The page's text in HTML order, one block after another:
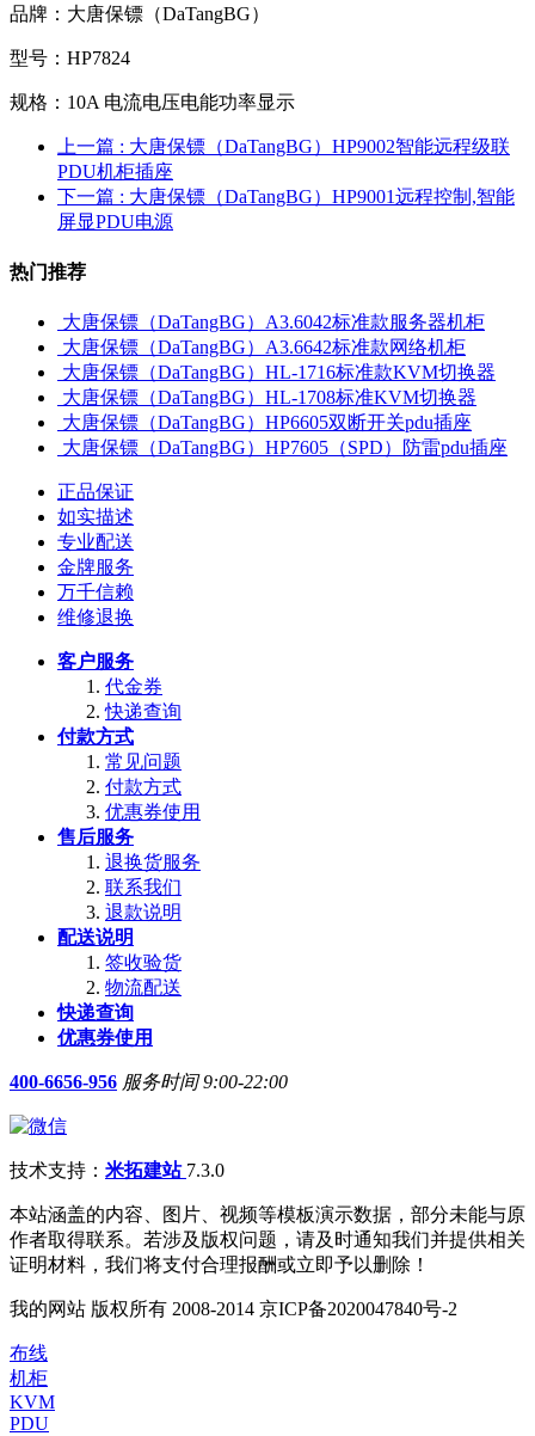
品牌：大唐保镖（DaTangBG）
型号：HP7824
规格：10A 电流电压电能功率显示
上一篇 : 大唐保镖（DaTangBG）HP9002智能远程级联
PDU机柜插座
下一篇 : 大唐保镖（DaTangBG）HP9001远程控制,智能
屏显PDU电源
热门推荐
大唐保镖（DaTangBG）A3.6042标准款服务器机柜
大唐保镖（DaTangBG）A3.6642标准款网络机柜
大唐保镖（DaTangBG）HL-1716标准款KVM切换器
大唐保镖（DaTangBG）HL-1708标准KVM切换器
大唐保镖（DaTangBG）HP6605双断开关pdu插座
大唐保镖（DaTangBG）HP7605（SPD）防雷pdu插座
正品保证
如实描述
专业配送
金牌服务
万千信赖
维修退换
客户服务
代金券
快递查询
付款方式
常见问题
付款方式
优惠券使用
售后服务
退换货服务
联系我们
退款说明
配送说明
签收验货
物流配送
快递查询
优惠券使用
400-6656-956 服务时间 9:00-22:00
技术支持： 米拓建站 7.3.0
本站涵盖的内容、图片、视频等模板演示数据，部分未能与原
作者取得联系。若涉及版权问题，请及时通知我们并提供相关
证明材料，我们将支付合理报酬或立即予以删除！
我的网站 版权所有 2008-2014 京ICP备2020047840号-2
布线
机柜
KVM
PDU